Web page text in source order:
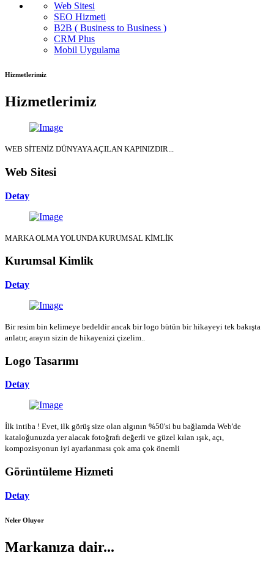
Web Sitesi
SEO Hizmeti
B2B ( Business to Business )
CRM Plus
Mobil Uygulama
Hizmetlerimiz
Hizmetlerimiz
WEB SİTENİZ DÜNYAYA AÇILAN KAPINIZDIR...
Web Sitesi
Detay
MARKA OLMA YOLUNDA KURUMSAL KİMLİK
Kurumsal Kimlik
Detay
Bir resim bin kelimeye bedeldir ancak bir logo bütün bir hikayeyi tek bakışta
anlatır, arayın sizin de hikayenizi çizelim..
Logo Tasarımı
Detay
İlk intiba ! Evet, ilk görüş size olan algının %50'si bu bağlamda Web'de
kataloğunuzda yer alacak fotoğrafı değerli ve güzel kılan ışık, açı,
kompozisyonun iyi ayarlanması çok ama çok önemli
Görüntüleme Hizmeti
Detay
Neler Oluyor
Markanıza dair...